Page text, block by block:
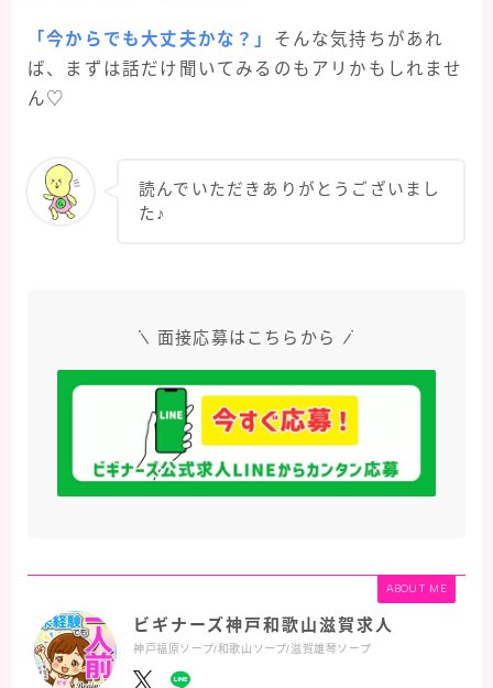
「今からでも大丈夫かな？」 そんな気持ちがあれ
ば、まずは話だけ聞いてみるのもアリかもしれませ
ん♡
読んでいただきありがとうございまし
た♪
面接応募はこちらから
ABOUT ME
ビギナーズ神戸和歌山滋賀求人
神戸福原ソープ/和歌山ソープ/滋賀雄琴ソープ